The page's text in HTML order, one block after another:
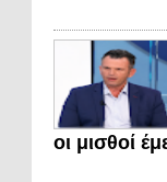
οι μισθοί